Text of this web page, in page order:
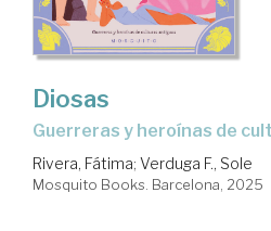
Diosas
Guerreras y heroínas de
Rivera, Fátima; Verduga F., Sole
Mosquito Books. Barcelona, 2025